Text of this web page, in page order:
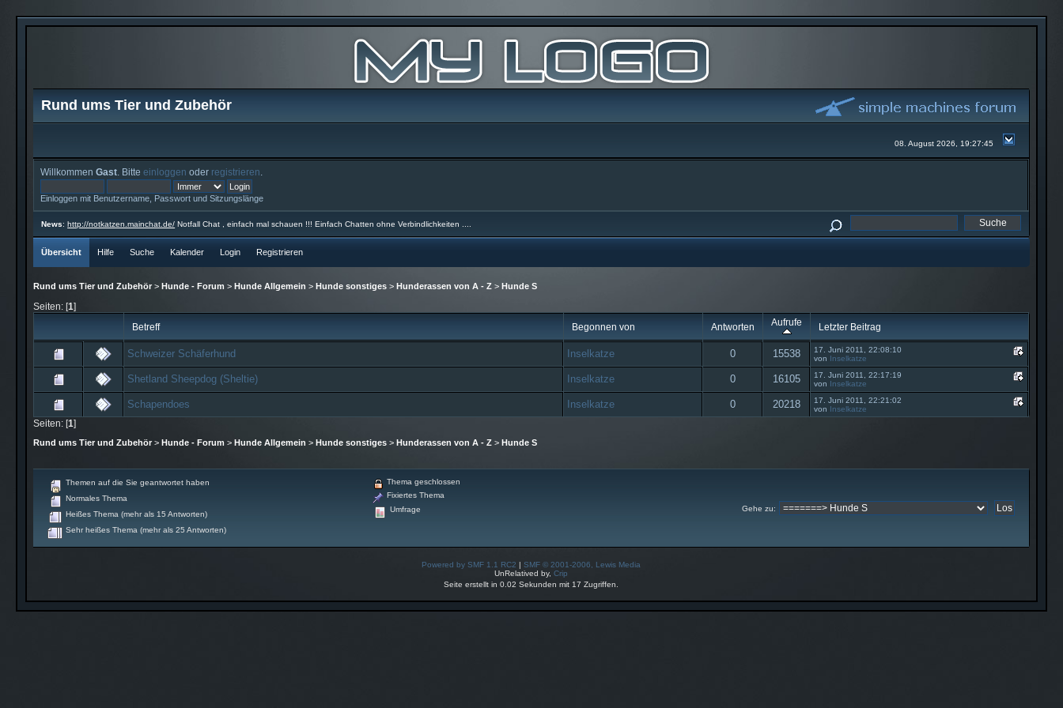
Rund ums Tier und Zubehör
08. August 2026, 19:27:45
WillkommenGast . Bitteeinloggen oder registrieren
Einloggen mit Benutzername, Passwort und Sitzungslänge
News:http://notkatzen.mainchat.de/ Notfall Chat , einfach mal schauen !!! Einfach Chatten ohne Verbindlichkeiten ....
Übersicht Hilfe Suche Kalender Login Registrieren
Rund ums Tier und Zubehör > Hunde - Forum > Hunde Allgemein > Hunde sonstiges > Hunderassen von A - Z > Hunde S
Seiten: [1]
Betreff
Begonnen von Antworten Aufrufe Letzter Beitrag
Schweizer Schäferhund Inselkatze 0 15538
17. Juni 2011, 22:08:10
von Inselkatze
Shetland Sheepdog (Sheltie) Inselkatze 0 16105
17. Juni 2011, 22:17:19
von Inselkatze
Schapendoes Inselkatze 0 20218
17. Juni 2011, 22:21:02
von Inselkatze
Seiten: [1]
Rund ums Tier und Zubehör >Hunde - Forum >Hunde Allgemein >Hunde sonstiges >Hunderassen von A - Z >Hunde S
Themen auf die Sie geantwortet haben
Normales Thema
Heißes Thema (mehr als 15 Antworten)
Sehr heißes Thema (mehr als 25 Antworten)
Thema geschlossen
Fixiertes Thema
Umfrage
Gehe zu:
Powered by SMF 1.1 RC2 |SMF © 2001-2006, Lewis Media
UnRelatived by,Crip
Seite erstellt in 0.02 Sekunden mit 17 Zugriffen.